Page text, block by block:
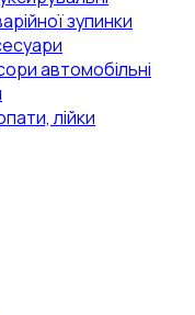
зупинки
автомобільні
лійки